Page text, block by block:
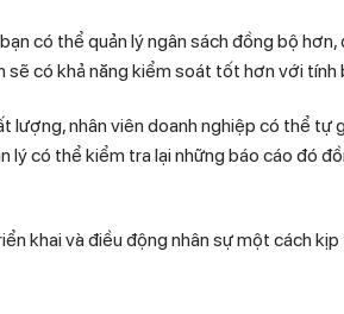
có thể quản lý ngân sách đồng bộ
có khả năng kiểm soát tốt hơn với tính
lượng, nhân viên doanh nghiệp có thể
lý có thể kiểm tra lại những báo cáo đó
khai và điều động nhân sự một cách